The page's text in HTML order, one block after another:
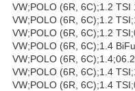
VW;POLO (6R, 6C);1.2 TSI
VW;POLO (6R, 6C);1.2
VW;POLO (6R, 6C);1.2
VW;POLO (6R, 6C);1.4
VW;POLO (6R,
VW;POLO (6R, 6C);1.4
VW;POLO (6R, 6C);1.4